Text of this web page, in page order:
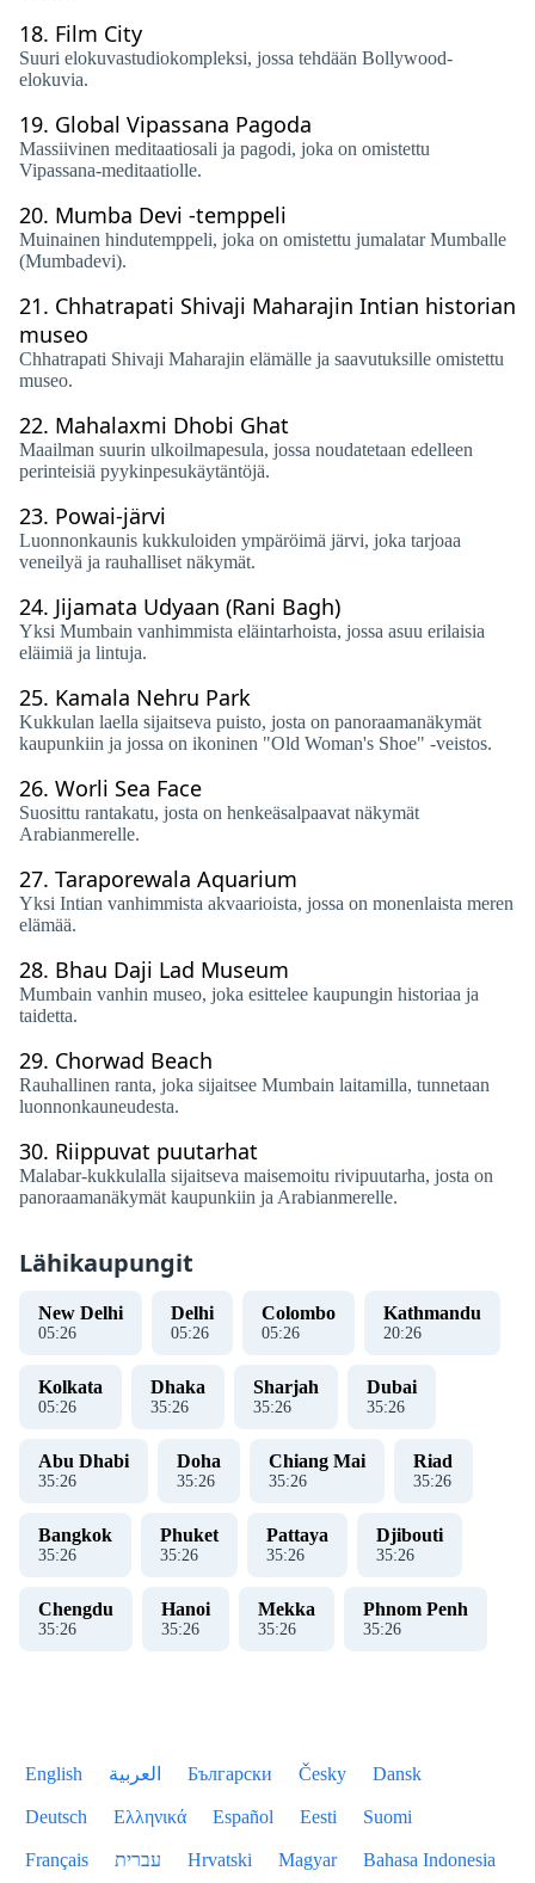
18. Film City
Suuri elokuvastudiokompleksi, jossa tehdään Bollywood-
elokuvia.
19. Global Vipassana Pagoda
Massiivinen meditaatiosali ja pagodi, joka on omistettu
Vipassana-meditaatiolle.
20. Mumba Devi -temppeli
Muinainen hindutemppeli, joka on omistettu jumalatar Mumballe
(Mumbadevi).
21. Chhatrapati Shivaji Maharajin Intian historian
museo
Chhatrapati Shivaji Maharajin elämälle ja saavutuksille omistettu
museo.
22. Mahalaxmi Dhobi Ghat
Maailman suurin ulkoilmapesula, jossa noudatetaan edelleen
perinteisiä pyykinpesukäytäntöjä.
23. Powai-järvi
Luonnonkaunis kukkuloiden ympäröimä järvi, joka tarjoaa
veneilyä ja rauhalliset näkymät.
24. Jijamata Udyaan (Rani Bagh)
Yksi Mumbain vanhimmista eläintarhoista, jossa asuu erilaisia ​​
eläimiä ja lintuja.
25. Kamala Nehru Park
Kukkulan laella sijaitseva puisto, josta on panoraamanäkymät
kaupunkiin ja jossa on ikoninen "Old Woman's Shoe" -veistos.
26. Worli Sea Face
Suosittu rantakatu, josta on henkeäsalpaavat näkymät
Arabianmerelle.
27. Taraporewala Aquarium
Yksi Intian vanhimmista akvaarioista, jossa on monenlaista meren
elämää.
28. Bhau Daji Lad Museum
Mumbain vanhin museo, joka esittelee kaupungin historiaa ja
taidetta.
29. Chorwad Beach
Rauhallinen ranta, joka sijaitsee Mumbain laitamilla, tunnetaan
luonnonkauneudesta.
30. Riippuvat puutarhat
Malabar-kukkulalla sijaitseva maisemoitu rivipuutarha, josta on
panoraamanäkymät kaupunkiin ja Arabianmerelle.
Lähikaupungit
New Delhi
05:26
Delhi
05:26
Colombo
05:26
Kathmandu
20:26
Kolkata
05:26
Dhaka
35:26
Sharjah
35:26
Dubai
35:26
Abu Dhabi
35:26
Doha
35:26
Chiang Mai
35:26
Riad
35:26
Bangkok
35:26
Phuket
35:26
Pattaya
35:26
Djibouti
35:26
Chengdu
35:26
Hanoi
35:26
Mekka
35:26
Phnom Penh
35:26
English العربية Български Česky Dansk
Deutsch Ελληνικά Español Eesti Suomi
Français עברית Hrvatski Magyar Bahasa Indonesia